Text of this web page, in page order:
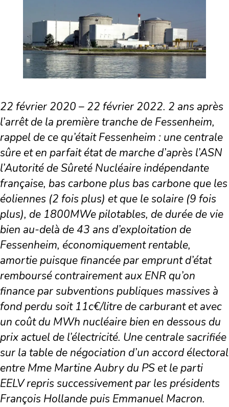
22 février 2020 – 22 février 2022. 2 ans après
l’arrêt de la première tranche de Fessenheim,
rappel de ce qu’était Fessenheim : une centrale
sûre et en parfait état de marche d’après l’ASN
l’Autorité de Sûreté Nucléaire indépendante
française, bas carbone plus bas carbone que les
éoliennes (2 fois plus) et que le solaire (9 fois
plus), de 1800MWe pilotables, de durée de vie
bien au-delà de 43 ans d’exploitation de
Fessenheim, économiquement rentable,
amortie puisque financée par emprunt d’état
remboursé contrairement aux ENR qu’on
finance par subventions publiques massives à
fond perdu soit 11c€/litre de carburant et avec
un coût du MWh nucléaire bien en dessous du
prix actuel de l’électricité. Une centrale sacrifiée
sur la table de négociation d’un accord électoral
entre Mme Martine Aubry du PS et le parti
EELV repris successivement par les présidents
François Hollande puis Emmanuel Macron.